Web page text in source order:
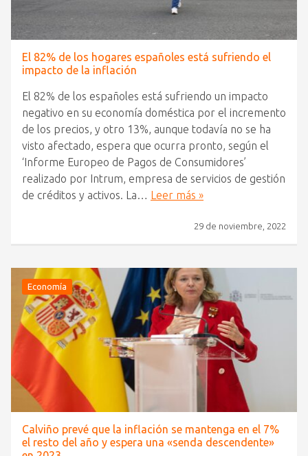
El 82% de los hogares españoles está sufriendo el
impacto de la inflación
El 82% de los españoles está sufriendo un impacto
negativo en su economía doméstica por el incremento
de los precios, y otro 13%, aunque todavía no se ha
visto afectado, espera que ocurra pronto, según el
‘Informe Europeo de Pagos de Consumidores’
realizado por Intrum, empresa de servicios de gestión
de créditos y activos. La… Leer más »
29 de noviembre, 2022
Economía
Calviño prevé que la inflación se mantenga en el 7%
el resto del año y espera una «senda descendente»